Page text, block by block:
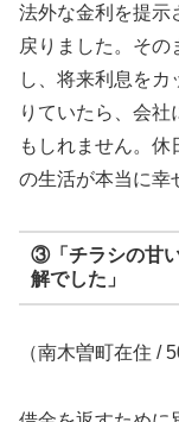
法外な金利を提示
戻りました。その
し、将来利息を
りていたら、会
もしれません。休
の生活が本当に幸
③「チラシの甘
解でした」
（南木曽町在住 /